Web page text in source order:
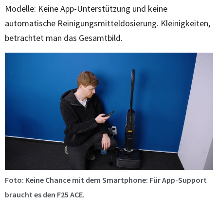
Modelle: Keine App-Unterstützung und keine
automatische Reinigungsmitteldosierung. Kleinigkeiten,
betrachtet man das Gesamtbild.
Foto: Keine Chance mit dem Smartphone: Für App-Support
braucht es den F25 ACE.